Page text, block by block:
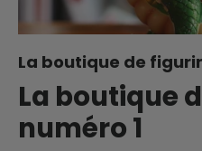
La boutique de
La boutique
numéro 1